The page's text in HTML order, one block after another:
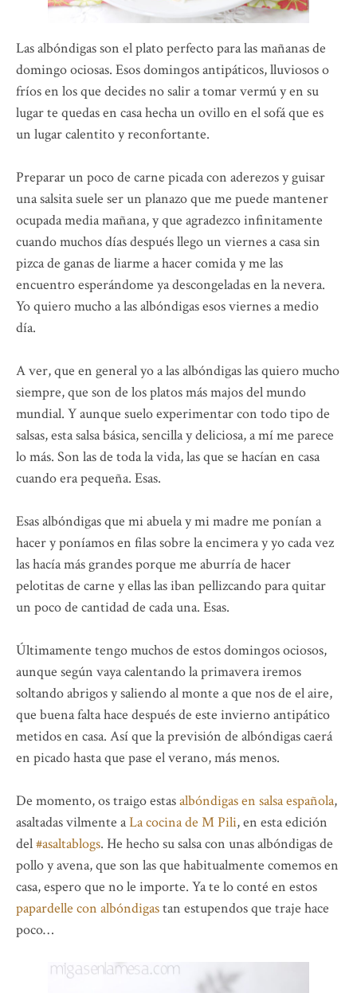
Las albóndigas son el plato perfecto para las mañanas de
domingo ociosas. Esos domingos antipáticos, lluviosos o
fríos en los que decides no salir a tomar vermú y en su
lugar te quedas en casa hecha un ovillo en el sofá que es
un lugar calentito y reconfortante.
Preparar un poco de carne picada con aderezos y guisar
una salsita suele ser un planazo que me puede mantener
ocupada media mañana, y que agradezco infinitamente
cuando muchos días después llego un viernes a casa sin
pizca de ganas de liarme a hacer comida y me las
encuentro esperándome ya descongeladas en la nevera.
Yo quiero mucho a las albóndigas esos viernes a medio
día.
A ver, que en general yo a las albóndigas las quiero mucho
siempre, que son de los platos más majos del mundo
mundial. Y aunque suelo experimentar con todo tipo de
salsas, esta salsa básica, sencilla y deliciosa, a mí me parece
lo más. Son las de toda la vida, las que se hacían en casa
cuando era pequeña. Esas.
Esas albóndigas que mi abuela y mi madre me ponían a
hacer y poníamos en filas sobre la encimera y yo cada vez
las hacía más grandes porque me aburría de hacer
pelotitas de carne y ellas las iban pellizcando para quitar
un poco de cantidad de cada una. Esas.
Últimamente tengo muchos de estos domingos ociosos,
aunque según vaya calentando la primavera iremos
soltando abrigos y saliendo al monte a que nos de el aire,
que buena falta hace después de este invierno antipático
metidos en casa. Así que la previsión de albóndigas caerá
en picado hasta que pase el verano, más menos.
De momento, os traigo estasalbóndigas en salsa española,
asaltadas vilmente aLa cocina de M Pili, en esta edición
del#asaltablogs. He hecho su salsa con unas albóndigas de
pollo y avena, que son las que habitualmente comemos en
casa, espero que no le importe. Ya te lo conté en estos
papardelle con albóndigastan estupendos que traje hace
poco…